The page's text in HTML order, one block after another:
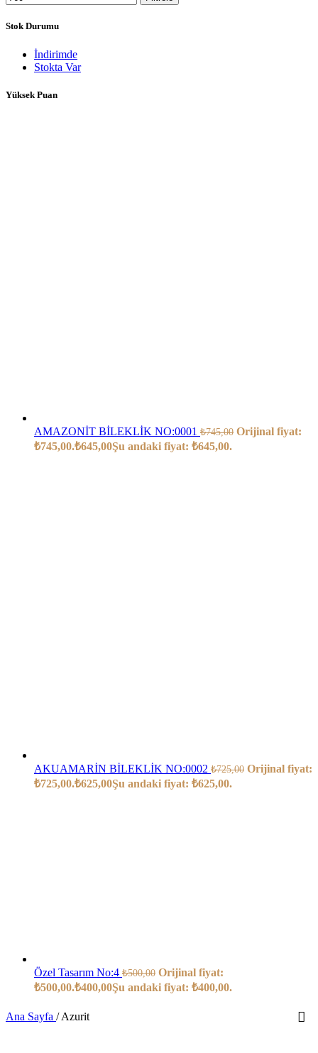
Stok Durumu
İndirimde
Stokta Var
Yüksek Puan
AMAZONİT BİLEKLİK NO:0001 ₺745,00 Orijinal fiyat:
₺745,00.₺645,00Şu andaki fiyat: ₺645,00.
AKUAMARİN BİLEKLİK NO:0002 ₺725,00 Orijinal fiyat:
₺725,00.₺625,00Şu andaki fiyat: ₺625,00.
Özel Tasarım No:4 ₺500,00 Orijinal fiyat:
₺500,00.₺400,00Şu andaki fiyat: ₺400,00.
Ana Sayfa / Azurit